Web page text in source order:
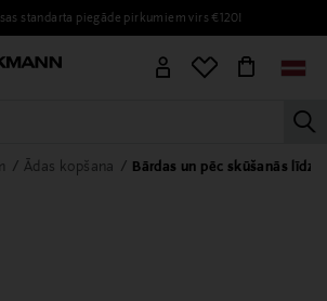
standarta piegāde pirkumiem virs €120!
VĪRIEŠIEM BĒRNIEM MĀJAI
Ādas kopšana Bārdas un pēc skūšanās